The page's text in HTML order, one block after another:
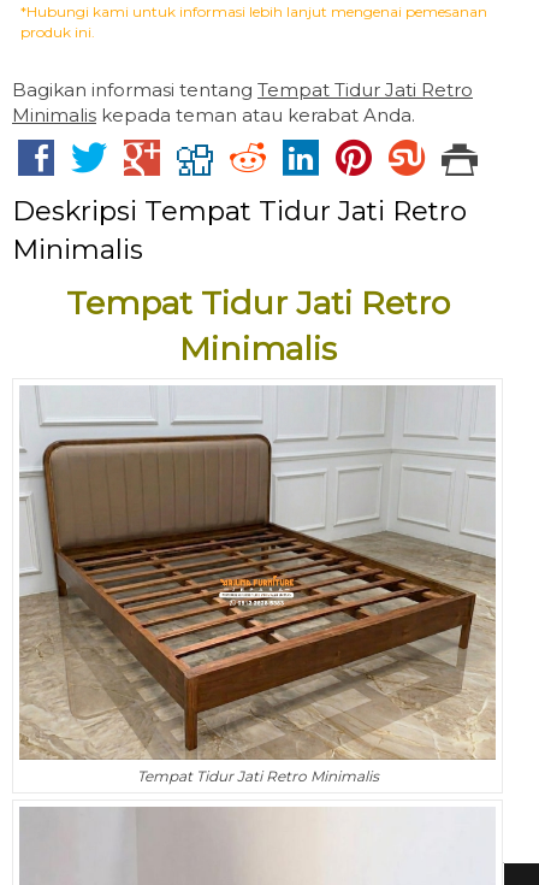
*Hubungi kami untuk informasi lebih lanjut mengenai pemesanan
produk ini.
Bagikan informasi tentang Tempat Tidur Jati Retro
Minimalis kepada teman atau kerabat Anda.
Deskripsi Tempat Tidur Jati Retro
Minimalis
Tempat Tidur Jati Retro
Minimalis
Tempat Tidur Jati Retro Minimalis